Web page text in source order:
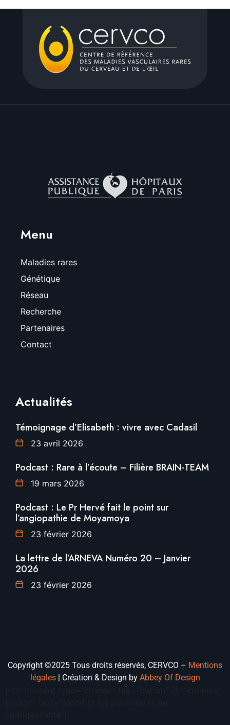
Menu
Maladies rares
Génétique
Réseau
Recherche
Partenaires
Contact
Actualités
Témoignage d’Elisabeth : vivre avec Cadasil
23 avril 2026
Podcast : Rare à l’écoute – Filière BRAIN-TEAM
19 mars 2026
Podcast : Le Pr Hervé fait le point sur
l’angiopathie de Moyamoya
23 février 2026
La lettre de l’ARNEVA Numéro 20 – Janvier
2026
23 février 2026
Copyright ©2025 Tous droits réservés, CERVCO – Mentions
légales| Création & Design by Abbey Of Design